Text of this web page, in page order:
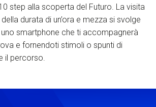
step alla scoperta del Futuro. La visita
durata di un’ora e mezza si svolge
smartphone che ti accompagnerà
e fornendoti stimoli o spunti di
il percorso.